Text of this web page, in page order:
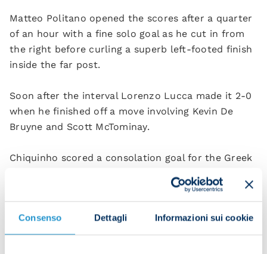
Consenso Dettagli Informazioni sui cookie
Matteo Politano opened the scores after a quarter
of an hour with a fine solo goal as he cut in from
the right before curling a superb left-footed finish
inside the far post.
Soon after the interval Lorenzo Lucca made it 2-0
when he finished off a move involving Kevin De
Bruyne and Scott McTominay.
Chiquinho scored a consolation goal for the Greek
week of training before their Serie A opener away
to Sassuolo on Saturday 23 August.